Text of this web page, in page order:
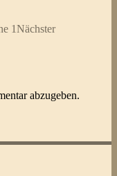
1Nächster
abzugeben.